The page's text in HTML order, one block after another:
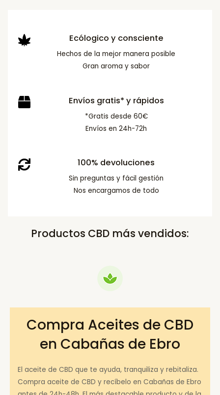
Ecólogico y consciente
Hechos de la mejor manera posible
Gran aroma y sabor
Envíos gratis* y rápidos
*Gratis desde 60€
Envíos en 24h-72h
100% devoluciones
Sin preguntas y fácil gestión
Nos encargamos de todo
Productos CBD más vendidos:
Compra Aceites de CBD
en Cabañas de Ebro
El aceite de CBD que te ayuda, tranquiliza y rebitaliza.
Compra aceite de CBD y recíbelo en Cabañas de Ebro